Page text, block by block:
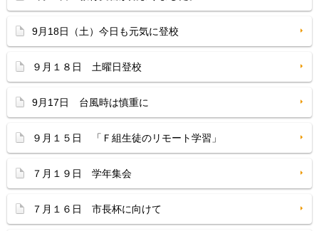
9月18日（土）今日も元気に登校
９月１８日 土曜日登校
9月17日 台風時は慎重に
９月１５日 「Ｆ組生徒のリモート学習」
７月１９日 学年集会
７月１６日 市長杯に向けて